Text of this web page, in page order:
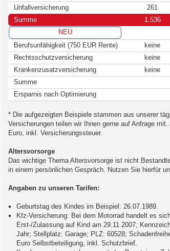
Unfallversicherung
261
Summe
1.536
NEU
Berufsunfähigkeit (750 EUR Rente)
keine
Rechtsschutzversicherung
keine
Krankenzusatzversicherung
keine
Summe
Ersparnis nach Optimierung
* Die aufgezeigten Beispiele stammen aus unserer
Versicherungen teilen wir Ihnen gerne auf Anfrage
Euro, inkl. Versicherungssteuer.
Altersvorsorge
Das wichtige Thema Altersvorsorge ist nicht
in einem persönlichen Gespräch. Nutzen Sie hierfür
Angaben zu unseren Tarifen:
Geburtstag des Kindes im Beispiel: 26.07.1989.
Kfz-Versicherung: Bei dem Motorrad handelt es
Erst-/Zulassung auf Kind am 29.11.2007;
Jahr; Stellplatz: Garage; PLZ: 60528;
Euro Selbstbeteiligung, inkl. Schutzbrief.